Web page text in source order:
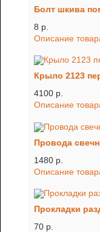
Болт шкива
8 p.
Описание
Крыло 2123
4100 p.
Описание
Провода
1480 p.
Описание
Прокладки
70 p.